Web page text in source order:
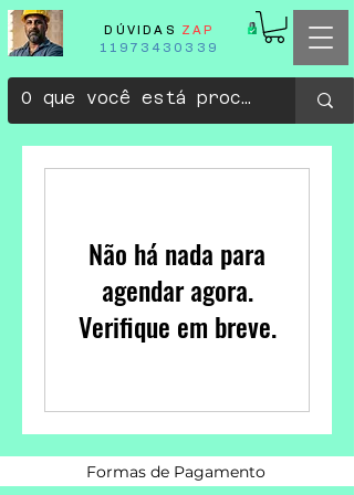
DÚVIDAS ZAP
11973430339
Não há nada para
agendar agora.
Verifique em breve.
Formas de Pagamento